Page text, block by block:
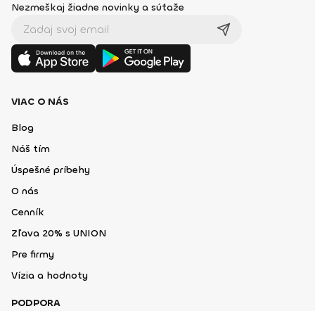
Nezmeškaj žiadne novinky a súťaže
VIAC O NÁS
Blog
Náš tím
Úspešné príbehy
O nás
Cenník
Zľava 20% s UNION
Pre firmy
Vízia a hodnoty
PODPORA